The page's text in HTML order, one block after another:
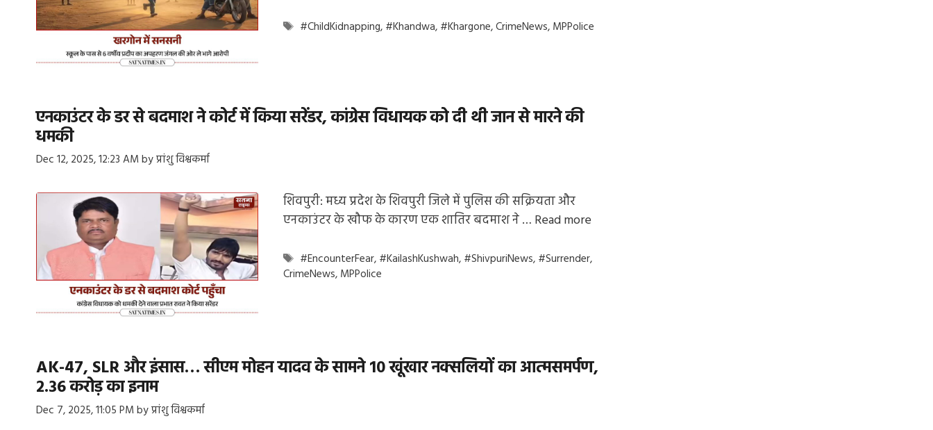
Tags
#ChildKidnapping, #Khandwa, #Khargone,CrimeNews, MPPolice
एनकाउंटर के डर से बदमाश ने कोर्ट में किया सरेंडर, कांग्रेस विधायक को दी थी जान से मारने की
धमकी
Dec 12, 2025, 12:23 AM byप्रांशु विश्वकर्मा
शिवपुरी: मध्य प्रदेश के शिवपुरी जिले में पुलिस की सक्रियता और
एनकाउंटर के खौफ के कारण एक शातिर बदमाश ने … Read more
Tags
#EncounterFear, #KailashKushwah, #ShivpuriNews, #Surrender,
CrimeNews, MPPolice
AK-47, SLR और इंसास… सीएम मोहन यादव के सामने 10 खूंखार नक्सलियों का आत्मसमर्पण,
₹2.36 करोड़ का इनाम
Dec 7, 2025, 11:05 PM byप्रांशु विश्वकर्मा